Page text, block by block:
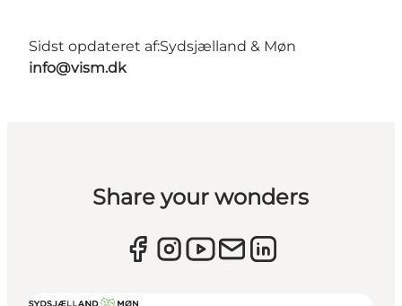
Sidst opdateret af:Sydsjælland & Møn
info@vism.dk
Share your wonders